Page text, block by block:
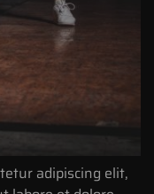
adipiscing elit,